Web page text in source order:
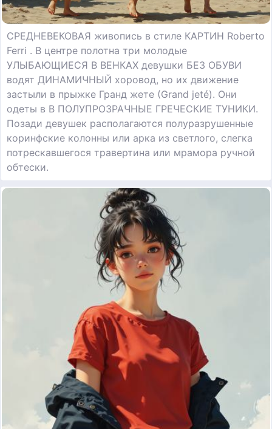
СРЕДНЕВЕКОВАЯ живопись в стиле КАРТИН Roberto
Ferri . В центре полотна три молодые
УЛЫБАЮЩИЕСЯ В ВЕНКАХ девушки БЕЗ ОБУВИ
водят ДИНАМИЧНЫЙ хоровод, но их движение
застыли в прыжке Гранд жете (Grand jeté). Они
одеты в В ПОЛУПРОЗРАЧНЫЕ ГРЕЧЕСКИЕ ТУНИКИ.
Позади девушек располагаются полуразрушенные
коринфские колонны или арка из светлого, слегка
потрескавшегося травертина или мрамора ручной
обтески.